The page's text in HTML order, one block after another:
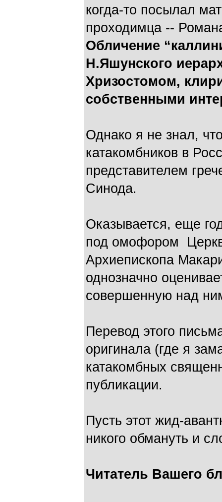
когда-то посылал
проходимца --
Обличение
Н.Яшунского
Хризостомом,
собственными
Однако я не знал,
катакомбников в
представителем
Синода.
Оказывается, еще
под омофором
Архиепископа
однозначно
совершенную над
Перевод этого
оригинала (где я
катакомбных
публикации.
Пусть этот жид-
никого обмануть и
Читатель Вашего